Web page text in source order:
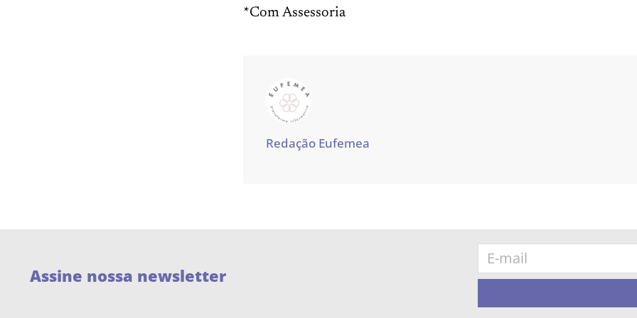
*Com Assessoria
Redação Eufemea
Assine nossa newsletter